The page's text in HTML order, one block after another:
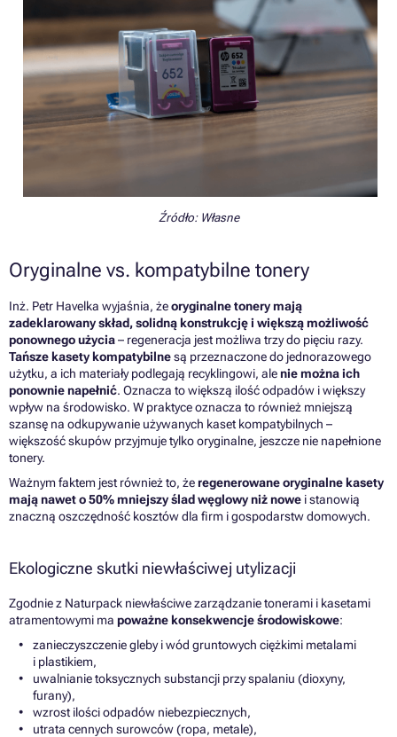
Źródło: Własne
Oryginalne vs. kompatybilne tonery
Inż. Petr Havelka wyjaśnia, żeoryginalne tonery mają
zadeklarowany skład, solidną konstrukcję i większą możliwość
ponownego użycia– regeneracja jest możliwa trzy do pięciu razy.
Tańsze kasety kompatybilnesą przeznaczone do jednorazowego
użytku, a ich materiały podlegają recyklingowi, alenie można ich
ponownie napełnić. Oznacza to większą ilość odpadów i większy
wpływ na środowisko. W praktyce oznacza to również mniejszą
szansę na odkupywanie używanych kaset kompatybilnych –
większość skupów przyjmuje tylko oryginalne, jeszcze nie napełnione
tonery.
Ważnym faktem jest również to, żeregenerowane oryginalne kasety
mają nawet o 50% mniejszy ślad węglowy niż nowe i stanowią
znaczną oszczędność kosztów dla firm i gospodarstw domowych.
Ekologiczne skutki niewłaściwej utylizacji
Zgodnie z Naturpack niewłaściwe zarządzanie tonerami i kasetami
atramentowymi ma poważne konsekwencje środowiskowe:
zanieczyszczenie gleby i wód gruntowych ciężkimi metalami
i plastikiem,
uwalnianie toksycznych substancji przy spalaniu (dioxyny,
furany),
wzrost ilości odpadów niebezpiecznych,
utrata cennych surowców (ropa, metale),